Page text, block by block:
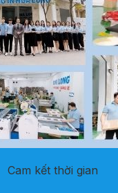
Cam kết thời gian